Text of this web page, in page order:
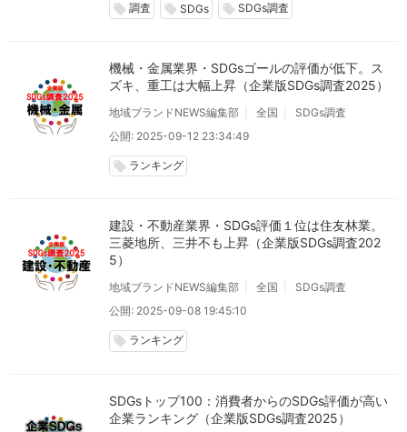
local_offer 調査 local_offer SDGs local_offer SDGs調査
機械・金属業界・SDGsゴールの評価が低下。ス
ズキ、重工は大幅上昇（企業版SDGs調査2025）
地域ブランドNEWS編集部 全国
SDGs調査
公開: 2025-09-12 23:34:49
local_offer ランキング
建設・不動産業界・SDGs評価１位は住友林業。
三菱地所、三井不も上昇（企業版SDGs調査202
5）
地域ブランドNEWS編集部 全国
SDGs調査
公開: 2025-09-08 19:45:10
local_offer ランキング
SDGsトップ100：消費者からのSDGs評価が高い
企業ランキング（企業版SDGs調査2025）